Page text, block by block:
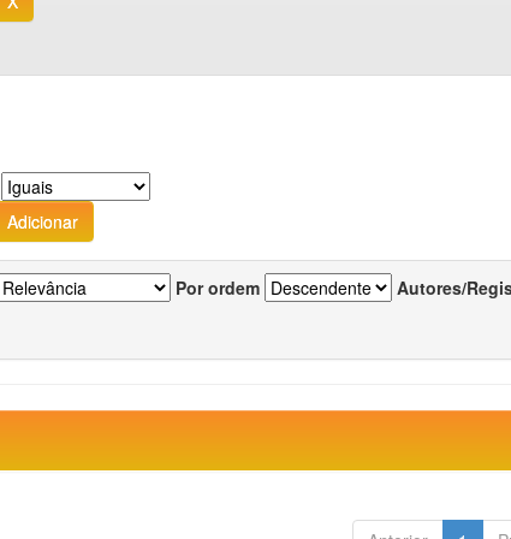
Por ordem Autores/